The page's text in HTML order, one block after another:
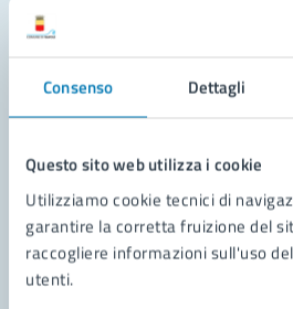
Consenso Dettagli
Questo sito web utilizza i cookie
Utilizziamo cookie tecnici di
garantire la corretta fruizione del
raccogliere informazioni sull'uso
utenti.
Leggi le domande frequenti
Richiedi assistenza
Prenota appuntamento
Problemi in città